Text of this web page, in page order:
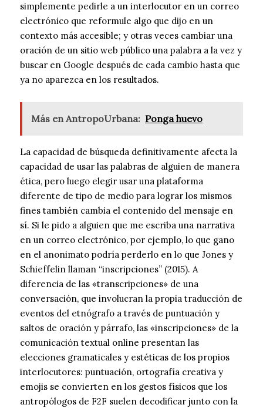
simplemente pedirle a un interlocutor en un correo
electrónico que reformule algo que dijo en un
contexto más accesible; y otras veces cambiar una
oración de un sitio web público una palabra a la vez y
buscar en Google después de cada cambio hasta que
ya no aparezca en los resultados.
Más en AntropoUrbana: Ponga huevo
La capacidad de búsqueda definitivamente afecta la
capacidad de usar las palabras de alguien de manera
ética, pero luego elegir usar una plataforma
diferente de tipo de medio para lograr los mismos
fines también cambia el contenido del mensaje en
sí. Si le pido a alguien que me escriba una narrativa
en un correo electrónico, por ejemplo, lo que gano
en el anonimato podría perderlo en lo que Jones y
Schieffelin llaman “inscripciones” (2015). A
diferencia de las «transcripciones» de una
conversación, que involucran la propia traducción de
eventos del etnógrafo a través de puntuación y
saltos de oración y párrafo, las «inscripciones» de la
comunicación textual online presentan las
elecciones gramaticales y estéticas de los propios
interlocutores: puntuación, ortografía creativa y
emojis se convierten en los gestos físicos que los
antropólogos de F2F suelen decodificar junto con la